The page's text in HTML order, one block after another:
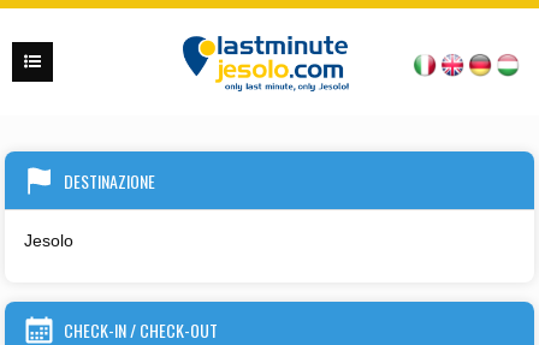
DESTINAZIONE
CHECK-IN / CHECK-OUT